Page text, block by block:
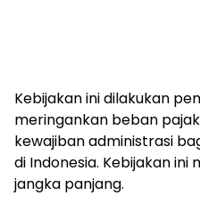
Kebijakan ini dilakukan
meringankan beban
kewajiban administrasi
di Indonesia. Kebijakan ini
jangka panjang.